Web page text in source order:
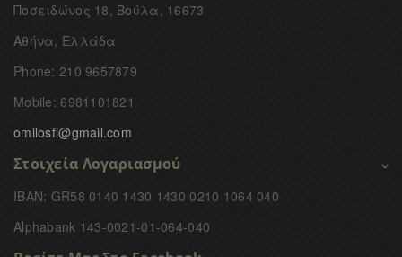
Ποσειδώνος 18, Βούλα, 16673
Αθήνα, Ελλάδα
Phone: 210 9657879
Mobile: 6981101821
omilosfi@gmail.com
Στοιχεία Λογαριασμού
IBAN: GR58 0140 1430 1430 0210 1064 040
Alphabank 143-0021-01-064-040